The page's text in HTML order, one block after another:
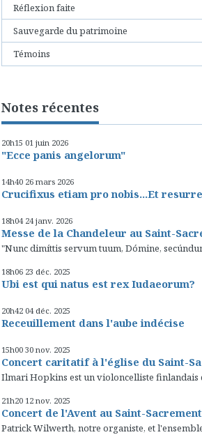
Réflexion faite
Sauvegarde du patrimoine
Témoins
Notes récentes
20h15 01 juin 2026
"Ecce panis angelorum"
14h40 26 mars 2026
Crucifixus etiam pro nobis...Et
18h04 24 janv. 2026
Messe de la Chandeleur au Saint-
"Nunc dimíttis servum tuum, Dómine,
18h06 23 déc. 2025
Ubi est qui natus est rex Iudaeorum?
20h42 04 déc. 2025
Receuillement dans l'aube indécise
15h00 30 nov. 2025
Concert caritatif à l'église du Saint-
Ilmari Hopkins est un violoncelliste finlandais
21h20 12 nov. 2025
Concert de l'Avent au Saint-Sacrement
Patrick Wilwerth, notre organiste, et